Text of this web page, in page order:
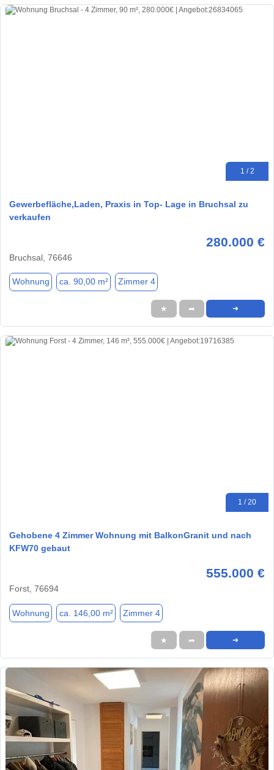
1 / 2
Gewerbefläche,Laden, Praxis in Top- Lage in Bruchsal zu
verkaufen
280.000 €
Bruchsal, 76646
Wohnung ca. 90,00 m² Zimmer 4
★ ➦ ➜
1 / 20
Gehobene 4 Zimmer Wohnung mit BalkonGranit und nach
KFW70 gebaut
555.000 €
Forst, 76694
Wohnung ca. 146,00 m² Zimmer 4
★ ➦ ➜